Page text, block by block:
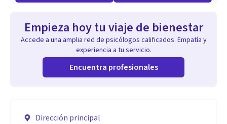
Empieza hoy tu viaje de bienestar
Accede a una amplia red de psicólogos calificados. Empatía y
experiencia a tu servicio.
Encuentra profesionales
Dirección principal